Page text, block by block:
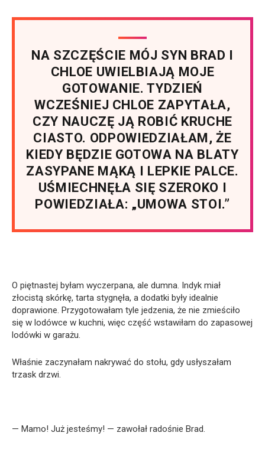
NA SZCZĘŚCIE MÓJ SYN BRAD I
CHLOE UWIELBIAJĄ MOJE
GOTOWANIE. TYDZIEŃ
WCZEŚNIEJ CHLOE ZAPYTAŁA,
CZY NAUCZĘ JĄ ROBIĆ KRUCHE
CIASTO. ODPOWIEDZIAŁAM, ŻE
KIEDY BĘDZIE GOTOWA NA BLATY
ZASYPANE MĄKĄ I LEPKIE PALCE.
UŚMIECHNĘŁA SIĘ SZEROKO I
POWIEDZIAŁA: „UMOWA STOI.”
O piętnastej byłam wyczerpana, ale dumna. Indyk miał
złocistą skórkę, tarta stygnęła, a dodatki były idealnie
doprawione. Przygotowałam tyle jedzenia, że nie zmieściło
się w lodówce w kuchni, więc część wstawiłam do zapasowej
lodówki w garażu.
Właśnie zaczynałam nakrywać do stołu, gdy usłyszałam
trzask drzwi.
— Mamo! Już jesteśmy! — zawołał radośnie Brad.